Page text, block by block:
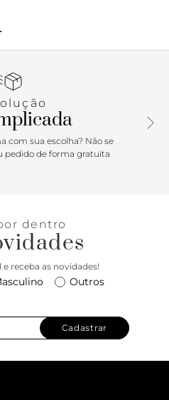
Com silhueta estruturada
sofisticação com atitude.
e ocasiões especiais, é a clutch
com sua escolha? Não se
pedido de forma gratuita
dentro
receba as novidades!
Outros
Cadastrar